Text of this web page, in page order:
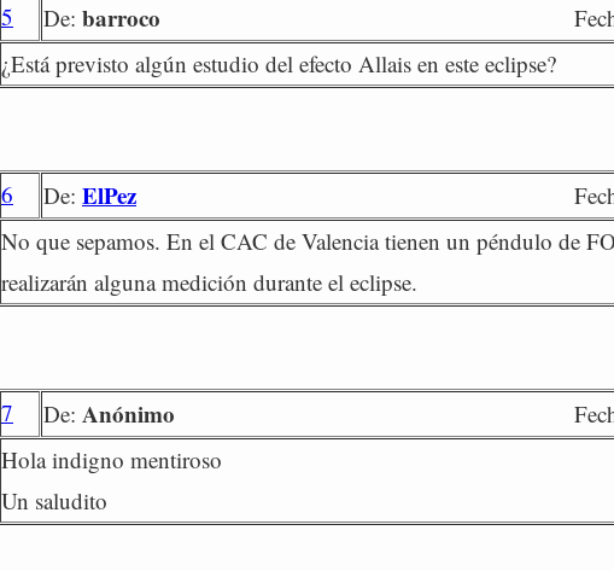
5 De: barroco
¿Está previsto algún estudio del efecto Allais en este eclipse?
6 De: ElPez
No que sepamos. En el CAC de Valencia tienen un péndulo de
realizarán alguna medición durante el eclipse.
7 De: Anónimo
Hola indigno mentiroso
Un saludito